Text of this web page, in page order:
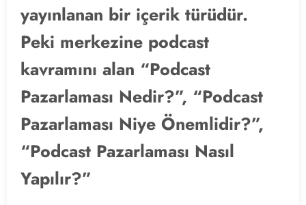
yayınlanan bir içerik türüdür.
Peki merkezine podcast
kavramını alan “Podcast
Pazarlaması Nedir?”, “Podcast
Pazarlaması Niye Önemlidir?”,
“Podcast Pazarlaması Nasıl
Yapılır?”